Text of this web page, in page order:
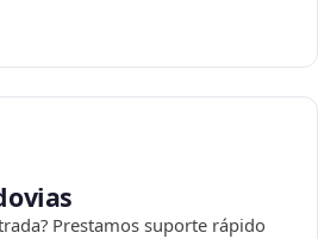
Prestamos suporte rápido